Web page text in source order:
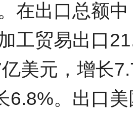
在出口总额
工贸易出口
美元，增长
6.8%。出口